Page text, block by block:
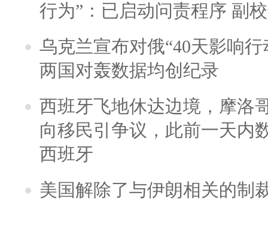
行为”：已启动问责程序 副
乌克兰宣布对俄“40天影响
两国对轰数据均创纪录
西班牙飞地休达边境，摩洛
向移民引争议，此前一天内
西班牙
美国解除了与伊朗相关的制